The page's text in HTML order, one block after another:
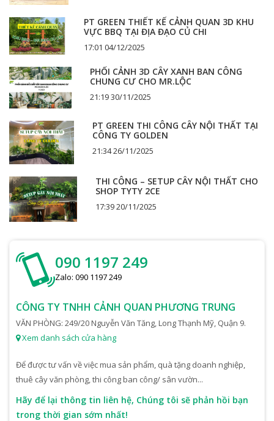
PT GREEN THIẾT KẾ CẢNH QUAN 3D KHU
VỰC BBQ TẠI ĐỊA ĐẠO CỦ CHI
17:01 04/12/2025
PHỐI CẢNH 3D CÂY XANH BAN CÔNG
CHUNG CƯ CHO MR.LỘC
21:19 30/11/2025
PT GREEN THI CÔNG CÂY NỘI THẤT TẠI
CÔNG TY GOLDEN
21:34 26/11/2025
THI CÔNG – SETUP CÂY NỘI THẤT CHO
SHOP TYTY 2CE
17:39 20/11/2025
090 1197 249
Zalo: 090 1197 249
CÔNG TY TNHH CẢNH QUAN PHƯƠNG TRUNG
VĂN PHÒNG: 249/20 Nguyễn Văn Tăng, Long Thạnh Mỹ, Quận 9.
Xem danh sách cửa hàng
Để được tư vấn về việc mua sản phẩm, quà tặng doanh nghiệp,
thuê cây văn phòng, thi công ban công/ sân vườn...
Hãy để lại thông tin liên hệ, Chúng tôi sẽ phản hồi bạn
trong thời gian sớm nhất!